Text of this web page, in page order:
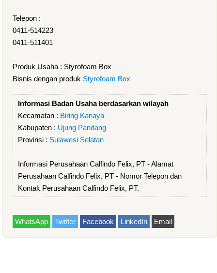
Telepon :
0411-514223
0411-511401
Produk Usaha : Styrofoam Box
Bisnis dengan produk Styrofoam Box
Informasi Badan Usaha berdasarkan wilayah
Kecamatan : Biring Kanaya
Kabupaten : Ujung Pandang
Provinsi : Sulawesi Selatan
Informasi Perusahaan Calfindo Felix, PT - Alamat
Perusahaan Calfindo Felix, PT - Nomor Telepon dan
Kontak Perusahaan Calfindo Felix, PT.
WhatsApp Twitter Facebook LinkedIn Email